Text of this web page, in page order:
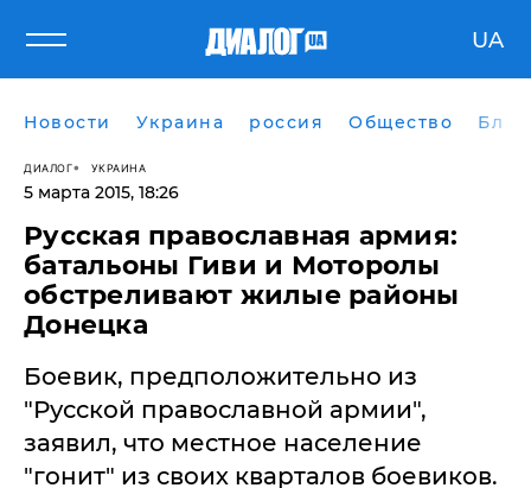
UA
Новости Украина россия Общество
ДИАЛОГ УКРАИНА
5 марта 2015, 18:26
Русская православная армия:
батальоны Гиви и Моторолы
обстреливают жилые районы
Донецка
​Боевик, предположительно из
"Русской православной армии",
заявил, что местное население
"гонит" из своих кварталов боевиков.